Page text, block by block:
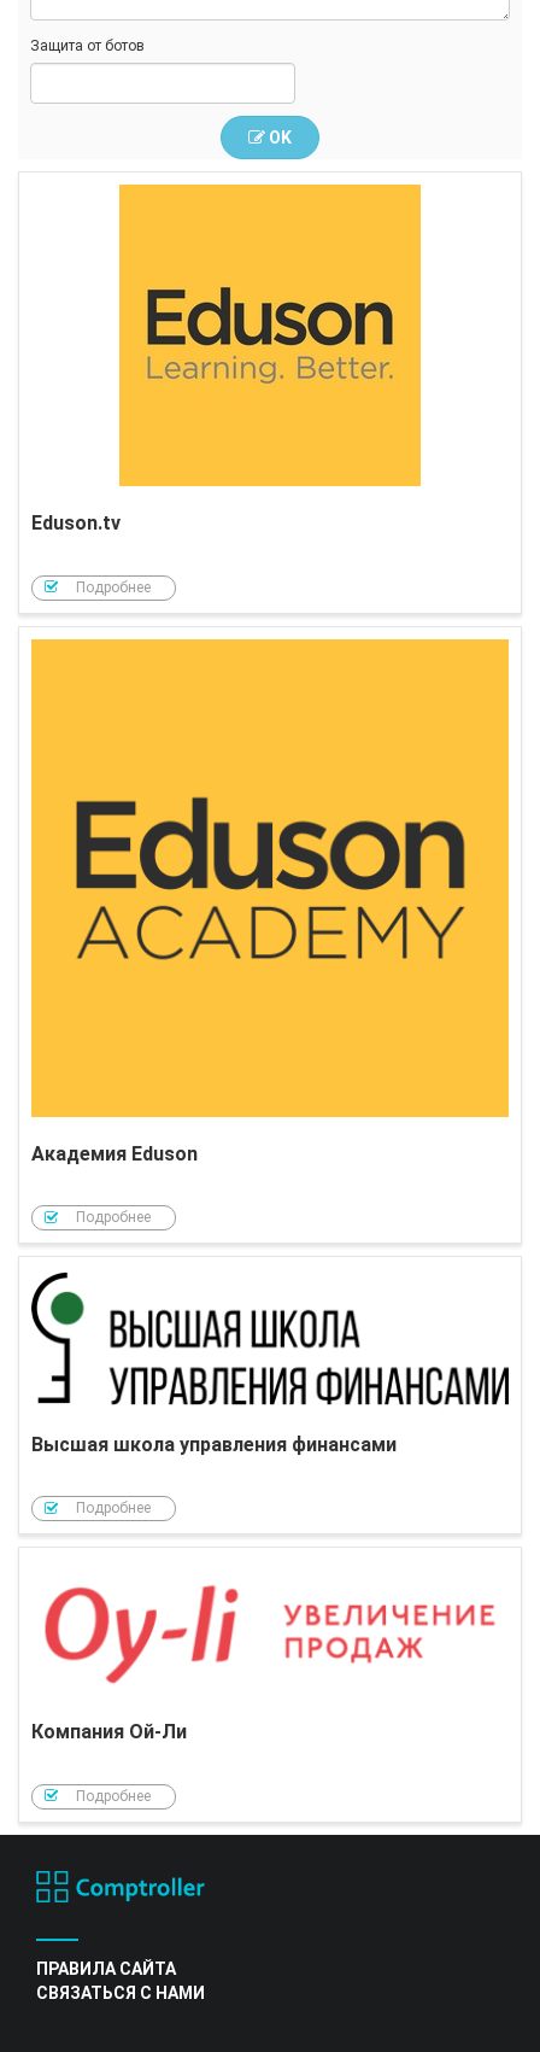
Защита от ботов
OK
Eduson.tv
Подробнее
Академия Eduson
Подробнее
Высшая школа управления финансами
Подробнее
Компания Ой-Ли
Подробнее
ПРАВИЛА САЙТА
СВЯЗАТЬСЯ С НАМИ